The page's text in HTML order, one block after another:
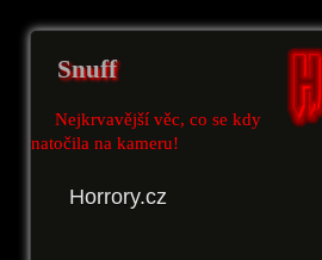
Snuff
Nejkrvavější věc, co se kdy
natočila na kameru!
Horrory.cz